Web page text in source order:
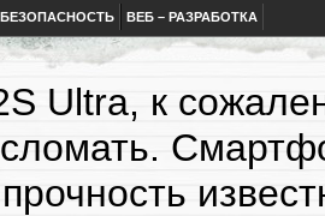
ВЕБ – РАЗРАБОТКА
Ultra, к
сломать.